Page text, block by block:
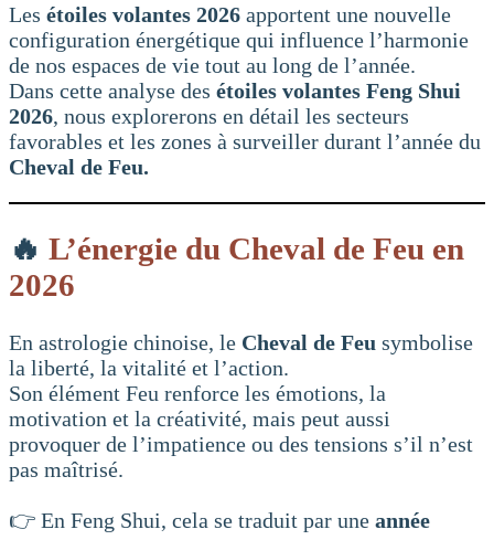
Les étoiles volantes 2026 apportent une nouvelle
configuration énergétique qui influence l’harmonie
de nos espaces de vie tout au long de l’année.
Dans cette analyse des étoiles volantes Feng Shui
2026, nous explorerons en détail les secteurs
favorables et les zones à surveiller durant l’année du
Cheval de Feu.
🔥 L’énergie du Cheval de Feu en
2026
En astrologie chinoise, le Cheval de Feu symbolise
la liberté, la vitalité et l’action.
Son élément Feu renforce les émotions, la
motivation et la créativité, mais peut aussi
provoquer de l’impatience ou des tensions s’il n’est
pas maîtrisé.
👉 En Feng Shui, cela se traduit par une année